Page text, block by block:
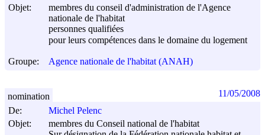
Objet:
membres du conseil d'administration de l'Agence
nationale de l'habitat
personnes qualifiées
pour leurs compétences dans le domaine du logement
Groupe: Agence nationale de l'habitat (ANAH)
De:
Michel Pelenc
Objet:
membres du Conseil national de l'habitat
nomination 11/05/2008